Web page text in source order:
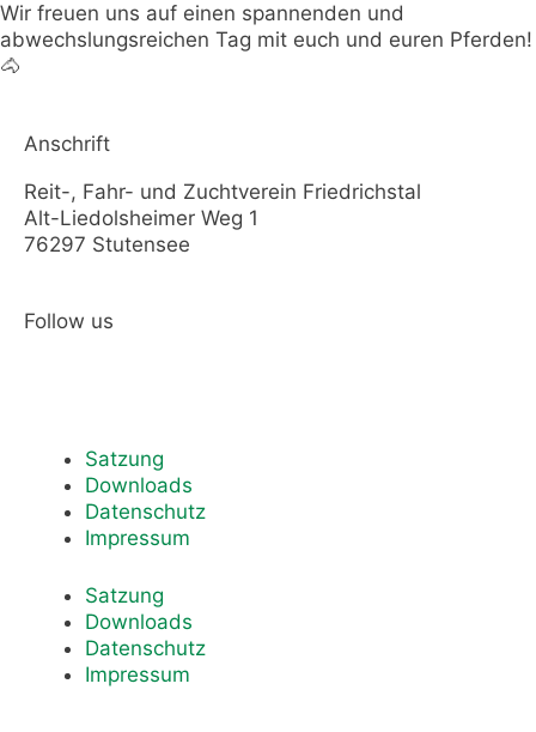
Wir freuen uns auf einen spannenden und
abwechslungsreichen Tag mit euch und euren Pferden!
🐴
Anschrift
Reit-, Fahr- und Zuchtverein Friedrichstal
Alt-Liedolsheimer Weg 1
76297 Stutensee
Follow us
Satzung
Downloads
Datenschutz
Impressum
Satzung
Downloads
Datenschutz
Impressum